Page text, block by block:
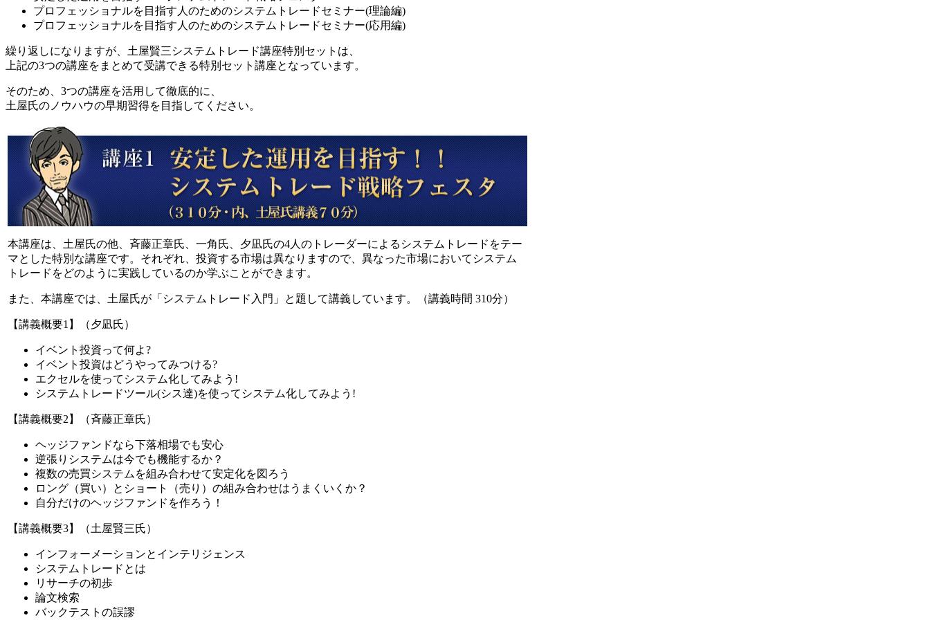
プロフェッショナルを目指す人のためのシステムトレードセミナー(理論編)
プロフェッショナルを目指す人のためのシステムトレードセミナー(応用編)
繰り返しになりますが、土屋賢三システムトレード講座特別セットは、
上記の3つの講座をまとめて受講できる特別セット講座となっています。
そのため、3つの講座を活用して徹底的に、
土屋氏のノウハウの早期習得を目指してください。
本講座は、土屋氏の他、斉藤正章氏、一角氏、夕凪氏の4人のトレーダーによるシステムトレードをテー
マとした特別な講座です。それぞれ、投資する市場は異なりますので、異なった市場においてシステム
トレードをどのように実践しているのか学ぶことができます。
また、本講座では、土屋氏が「システムトレード入門」と題して講義しています。（講義時間 310分）
【講義概要1】（夕凪氏）
イベント投資って何よ?
イベント投資はどうやってみつける?
エクセルを使ってシステム化してみよう!
システムトレードツール(シス達)を使ってシステム化してみよう!
【講義概要2】（斉藤正章氏）
ヘッジファンドなら下落相場でも安心
逆張りシステムは今でも機能するか？
複数の売買システムを組み合わせて安定化を図ろう
ロング（買い）とショート（売り）の組み合わせはうまくいくか？
自分だけのヘッジファンドを作ろう！
【講義概要3】（土屋賢三氏）
インフォーメーションとインテリジェンス
システムトレードとは
リサーチの初歩
論文検索
バックテストの誤謬